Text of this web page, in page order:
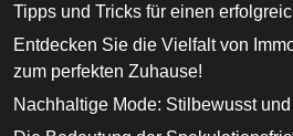
Tipps und Tricks für einen
Entdecken Sie die Vielfalt von
zum perfekten Zuhause!
Nachhaltige Mode: Stilbewusst